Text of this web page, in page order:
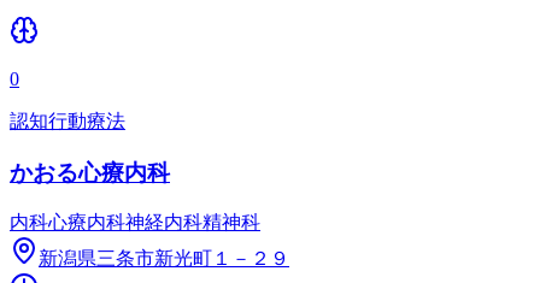
0
認知行動療法
かおる心療内科
内科心療内科神経内科精神科
新潟県三条市新光町１－２９